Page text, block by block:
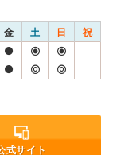
金 土 日 祝
式サイト